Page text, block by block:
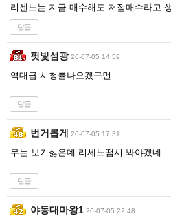
리센느는 지금 매수해도 저점매수라고
답글
핏빛섬광 26-07-05 14:59
역대급 시청률나오겠구먼
답글
번거롭게 26-07-05 17:31
무는 보기싫은데 리세느땜시 봐야겠네
답글
야동대마왕1 26-07-05 22:48